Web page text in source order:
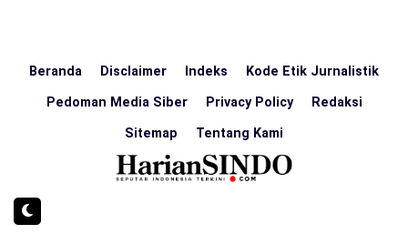
Beranda Disclaimer Indeks Kode Etik Jurnalistik
Pedoman Media Siber Privacy Policy Redaksi
Sitemap Tentang Kami